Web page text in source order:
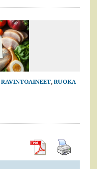
RAVINTOAINEET, RUOKA